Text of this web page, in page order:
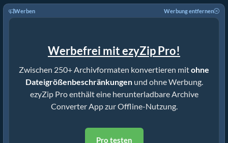
Werben Werbung entfernen
Werbefrei mit ezyZip Pro!
Zwischen 250+ Archivformaten konvertieren mitohne
Dateigrößenbeschränkungenund ohne Werbung.
ezyZip Pro enthält eine herunterladbare Archive
Converter App zur Offline-Nutzung.
Pro testen